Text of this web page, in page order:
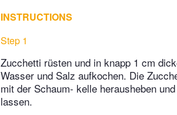
INSTRUCTIONS
Step 1
Zucchetti rüsten und in knapp 1 cm
Wasser und Salz aufkochen. Die
mit der Schaum- kelle herausheben
lassen.